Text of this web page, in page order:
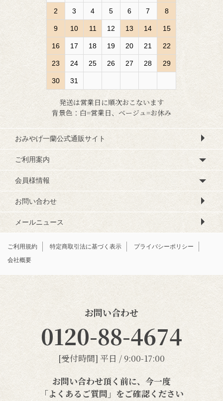
2 3 4 5 6 7 8
9 10 11 12 13 14 15
16 17 18 19 20 21 22
23 24 25 26 27 28 29
30 31
発送は営業日に順次おこないます
背景色：白=営業日、ベージュ=お休み
おみやげ一蘭公式通販サイト
ご利用案内
会員様情報
お問い合わせ
メールニュース
ご利用規約 特定商取引法に基づく表示
プライバシーポリシー
会社概要
お問い合わせ
0120-88-4674
[受付時間] 平日 / 9:00-17:00
お問い合わせ頂く前に、今一度
「よくあるご質問」 をご確認ください